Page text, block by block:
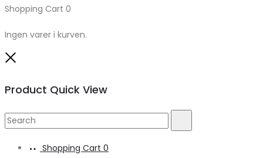
Shopping Cart 0
Ingen varer i kurven.
Product Quick View
Search
Shopping Cart 0